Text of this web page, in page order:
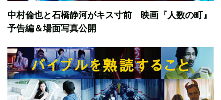
中村倫也と石橋静河がキス寸前 映画『人数の町』
予告編＆場面写真公開